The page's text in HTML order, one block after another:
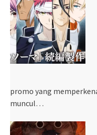
promo yang
muncul…